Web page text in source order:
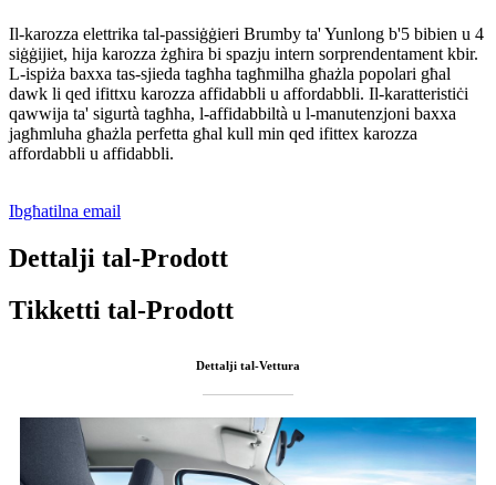
Il-karozza elettrika tal-passiġġieri Brumby ta' Yunlong b'5 bibien u 4
siġġijiet, hija karozza żgħira bi spazju intern sorprendentament kbir.
L-ispiża baxxa tas-sjieda tagħha tagħmilha għażla popolari għal
dawk li qed ifittxu karozza affidabbli u affordabbli. Il-karatteristiċi
qawwija ta' sigurtà tagħha, l-affidabbiltà u l-manutenzjoni baxxa
jagħmluha għażla perfetta għal kull min qed ifittex karozza
affordabbli u affidabbli.
Ibgħatilna email
Dettalji tal-Prodott
Tikketti tal-Prodott
Dettalji tal-Vettura